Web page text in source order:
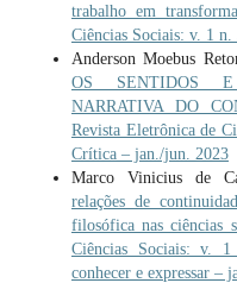
trabalho em
Ciências Sociais: v. 1
Anderson Moebus
OS SENTIDOS
NARRATIVA DO
Revista Eletrônica de
Crítica – jan./jun. 2023
Marco Vinicius de
relações de
filosófica nas ciências
Ciências Sociais: v.
conhecer e expressar –